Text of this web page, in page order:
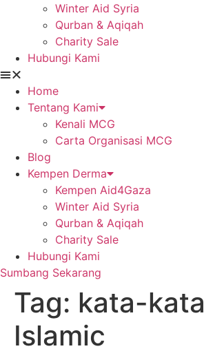
Winter Aid Syria
Qurban & Aqiqah
Charity Sale
Hubungi Kami
Home
Tentang Kami
Kenali MCG
Carta Organisasi MCG
Blog
Kempen Derma
Kempen Aid4Gaza
Winter Aid Syria
Qurban & Aqiqah
Charity Sale
Hubungi Kami
Sumbang Sekarang
Tag: kata-kata
Islamic